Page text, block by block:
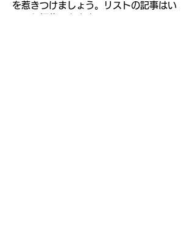
を惹きつけましょう。リストの記事はい